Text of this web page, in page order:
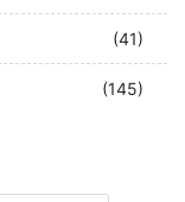
(41)
(145)